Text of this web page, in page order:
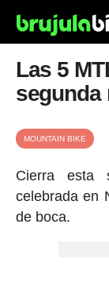
Las 5
segunda
MOUNTAIN BIKE
Cierra esta
celebrada en
de boca.